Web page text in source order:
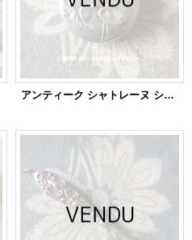
アンティーク シャトレーヌ シルバー製 菫の小さなパウダーケース